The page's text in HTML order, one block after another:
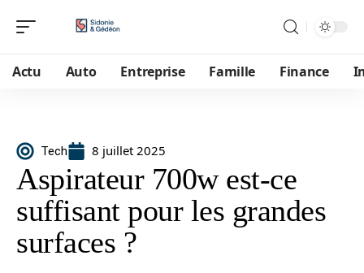
Actu Auto Entreprise Famille Finance
Tech 8 juillet 2025
Aspirateur 700w est-ce
suffisant pour les grandes
surfaces ?